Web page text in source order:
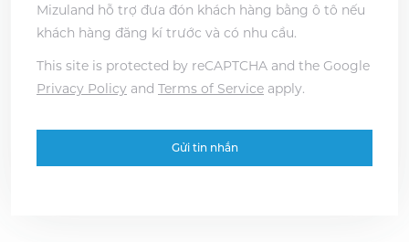
Mizuland hỗ trợ đưa đón khách hàng bằng ô tô nếu
khách hàng đăng kí trước và có nhu cầu.
This site is protected by reCAPTCHA and the Google
Privacy Policy and Terms of Service apply.